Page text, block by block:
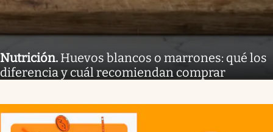
Nutrición. Huevos blancos o marrones: qué los
diferencia y cuál recomiendan comprar